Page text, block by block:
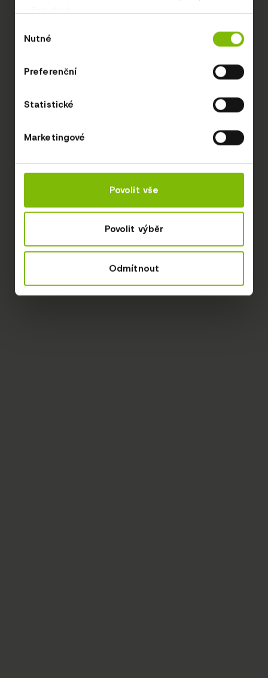
jejich služby.
souhlasu
Nutné
Preferenční
Statistické
Marketingové
Povolit vše
Povolit výběr
Odmítnout